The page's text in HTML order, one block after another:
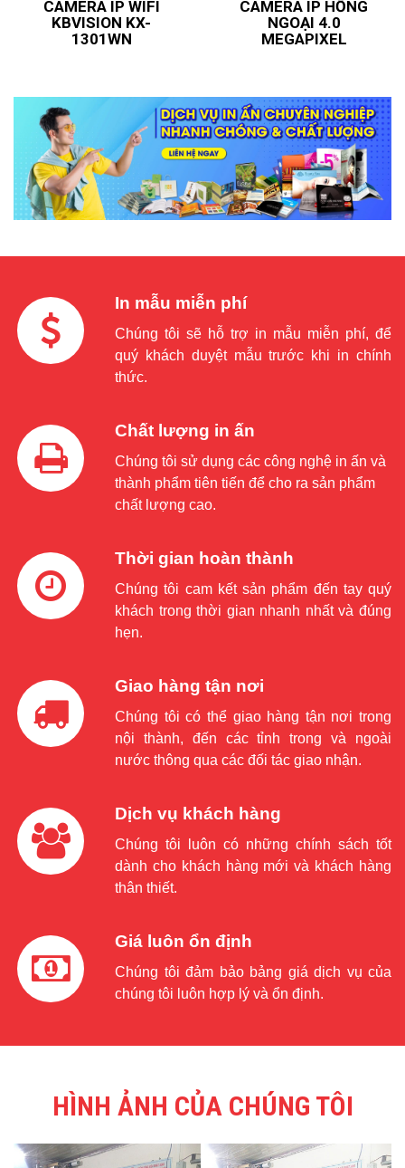
CAMERA IP WIFI
KBVISION KX-
1301WN
CAMERA IP HỒNG
NGOẠI 4.0
MEGAPIXEL
In mẫu miễn phí
Chúng tôi sẽ hỗ trợ in mẫu miễn phí, để
quý khách duyệt mẫu trước khi in chính
thức.
Chất lượng in ấn
Chúng tôi sử dụng các công nghệ in ấn và
thành phẩm tiên tiến để cho ra sản phẩm
chất lượng cao.
Thời gian hoàn thành
Chúng tôi cam kết sản phẩm đến tay quý
khách trong thời gian nhanh nhất và đúng
hẹn.
Giao hàng tận nơi
Chúng tôi có thể giao hàng tận nơi trong
nội thành, đến các tỉnh trong và ngoài
nước thông qua các đối tác giao nhận.
Dịch vụ khách hàng
Chúng tôi luôn có những chính sách tốt
dành cho khách hàng mới và khách hàng
thân thiết.
Giá luôn ổn định
Chúng tôi đảm bảo bảng giá dịch vụ của
chúng tôi luôn hợp lý và ổn định.
HÌNH ẢNH CỦA CHÚNG TÔI